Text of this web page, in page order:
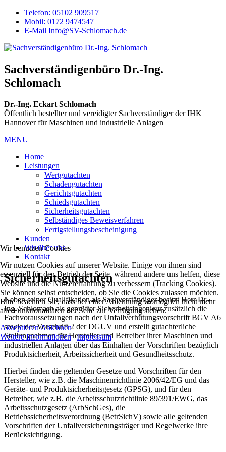
Telefon: 05102 909517
Mobil: 0172 9474547
E-Mail Info@SV-Schlomach.de
Sachverständigenbüro Dr.-Ing.
Schlomach
Dr.-Ing. Eckart Schlomach
Öffentlich bestellter und vereidigter Sachverständiger der IHK
Hannover für Maschinen und industrielle Anlagen
MENU
Home
Leistungen
Wertgutachten
Schadengutachten
Gerichtsgutachten
Schiedsgutachten
Sicherheitsgutachten
Selbständiges Beweisverfahren
Fertigstellungsbescheinigung
Kunden
Wir über uns
Kontakt
Sicherheitsgutachten
Neben seiner Qualifikation als Sachverständiger besitzt Herr Dr.-
Ing. Schlomach als geprüfter Sicherheitsingenieur zusätzlich die
Fachvoraussetzungen nach der Unfallverhütungsvorschrift BGV A6
sowie der Vorschrift 2 der DGUV und erstellt gutachterliche
Stellungnahmen für Hersteller und Betreiber ihrer Maschinen und
industriellen Anlagen über das Einhalten der Vorschriften bezüglich
Produktsicherheit, Arbeitssicherheit und Gesundheitsschutz.
Hierbei finden die geltenden Gesetze und Vorschriften für den
Hersteller, wie z.B. die Maschinenrichtlinie 2006/42/EG und das
Geräte- und Produktsicherheitsgesetz (GPSG), und für den
Betreiber, wie z.B. die Arbeitsschutzrichtlinie 89/391/EWG, das
Arbeitsschutzgesetz (ArbSchGes), die
Betriebssicherheitsverordnung (BetrSichV) sowie alle geltenden
Vorschriften der Unfallversicherungsträger und Regelwerke ihre
Berücksichtigung.
Wir benutzen Cookies
Wir nutzen Cookies auf unserer Website. Einige von ihnen sind
essenziell für den Betrieb der Seite, während andere uns helfen, diese
Website und die Nutzererfahrung zu verbessern (Tracking Cookies).
Sie können selbst entscheiden, ob Sie die Cookies zulassen möchten.
Bitte beachten Sie, dass bei einer Ablehnung womöglich nicht mehr
alle Funktionalitäten der Seite zur Verfügung stehen.
AkzeptierenAblehnen
Weitere Informationen|Impressum